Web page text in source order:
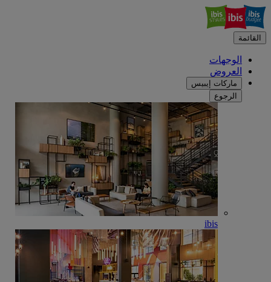
القائمة
الوجهات
العروض
ماركات إيبيس
الرجوع
ibis